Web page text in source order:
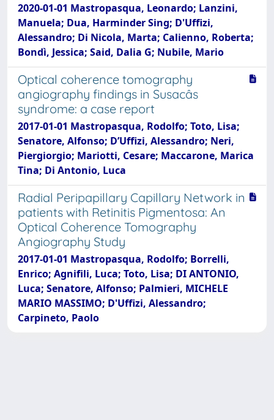
2020-01-01 Mastropasqua, Leonardo; Lanzini,
Manuela; Dua, Harminder Sing; D'Uffizi,
Alessandro; Di Nicola, Marta; Calienno, Roberta;
Bondì, Jessica; Said, Dalia G; Nubile, Mario
Optical coherence tomography
angiography findings in Susacâs
syndrome: a case report
2017-01-01 Mastropasqua, Rodolfo; Toto, Lisa;
Senatore, Alfonso; D’Uffizi, Alessandro; Neri,
Piergiorgio; Mariotti, Cesare; Maccarone, Marica
Tina; Di Antonio, Luca
Radial Peripapillary Capillary Network in
patients with Retinitis Pigmentosa: An
Optical Coherence Tomography
Angiography Study
2017-01-01 Mastropasqua, Rodolfo; Borrelli,
Enrico; Agnifili, Luca; Toto, Lisa; DI ANTONIO,
Luca; Senatore, Alfonso; Palmieri, MICHELE
MARIO MASSIMO; D'Uffizi, Alessandro;
Carpineto, Paolo